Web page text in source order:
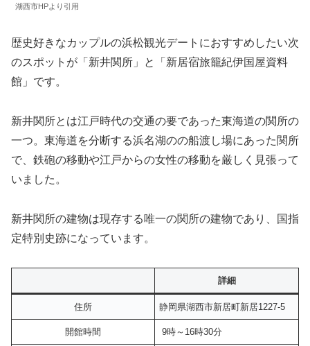
湖西市HPより引用
歴史好きなカップルの浜松観光デートにおすすめしたい次
のスポットが「新井関所」と「新居宿旅籠紀伊国屋資料
館」です。
新井関所とは江戸時代の交通の要であった東海道の関所の
一つ。東海道を分断する浜名湖のの船渡し場にあった関所
で、鉄砲の移動や江戸からの女性の移動を厳しく見張って
いました。
新井関所の建物は現存する唯一の関所の建物であり、国指
定特別史跡になっています。
詳細
住所 静岡県湖西市新居町新居1227-5
開館時間 9時～16時30分